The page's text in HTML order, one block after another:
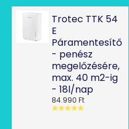
Trotec TTK 54
E
Páramentesítő
- penész
megelőzésére,
max. 40 m2-ig
- 18l/nap
84.990 Ft